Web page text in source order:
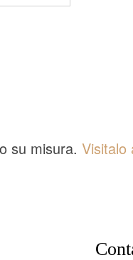
su misura. Visitalo